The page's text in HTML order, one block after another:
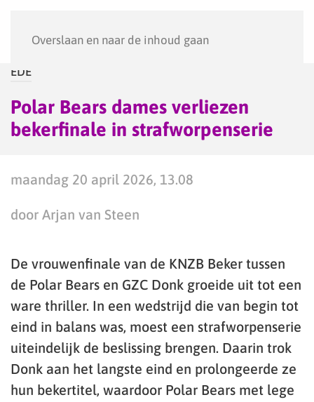
Overslaan en naar de inhoud gaan
EDE
Polar Bears dames verliezen
bekerfinale in strafworpenserie
maandag 20 april 2026, 13.08
door Arjan van Steen
De vrouwenfinale van de KNZB Beker tussen
de Polar Bears en GZC Donk groeide uit tot een
ware thriller. In een wedstrijd die van begin tot
eind in balans was, moest een strafworpenserie
uiteindelijk de beslissing brengen. Daarin trok
Donk aan het langste eind en prolongeerde ze
hun bekertitel, waardoor Polar Bears met lege